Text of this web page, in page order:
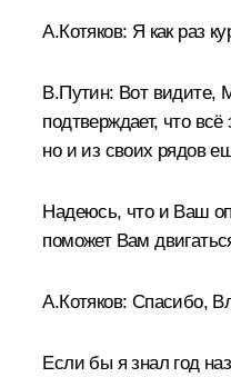
А.Котяков: Я как раз
В.Путин: Вот видите,
подтверждает, что
но и из своих рядов
Надеюсь, что и Ваш
поможет Вам
А.Котяков: Спасибо,
Если бы я знал год